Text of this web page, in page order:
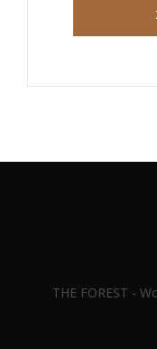
THE FOREST -